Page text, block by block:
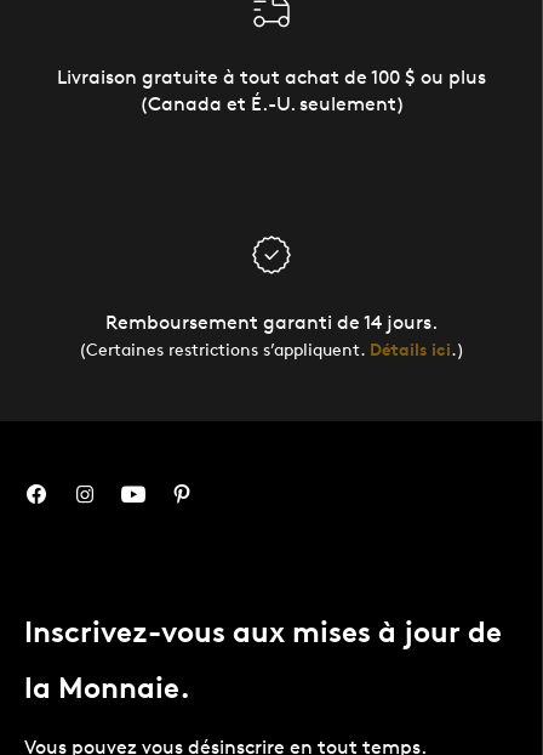
Livraison gratuite à tout achat de 100 $ ou plus
(Canada et É.-U. seulement)
Remboursement garanti de 14 jours.
(Certaines restrictions s’appliquent. Détails ici.)
Inscrivez-vous aux mises à jour de
la Monnaie.
Vous pouvez vous désinscrire en tout temps.